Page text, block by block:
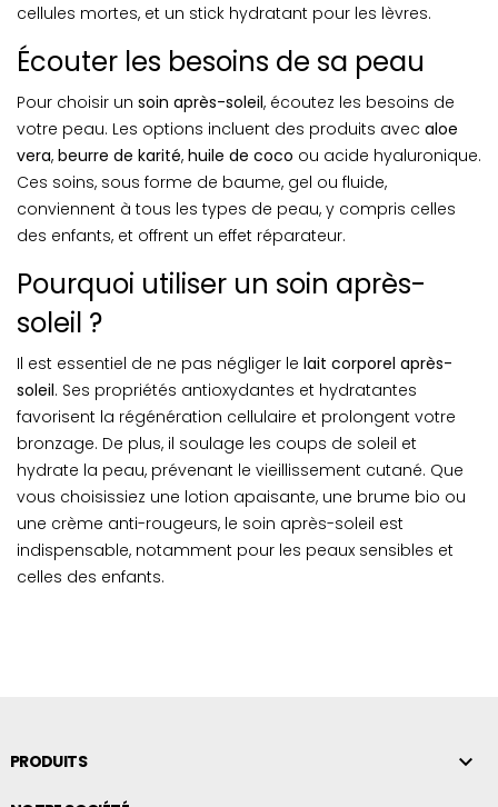
cellules mortes, et un stick hydratant pour les lèvres.
Écouter les besoins de sa peau
Pour choisir un soin après-soleil, écoutez les besoins de
votre peau. Les options incluent des produits avec aloe
vera, beurre de karité, huile de coco ou acide hyaluronique.
Ces soins, sous forme de baume, gel ou fluide,
conviennent à tous les types de peau, y compris celles
des enfants, et offrent un effet réparateur.
Pourquoi utiliser un soin après-
soleil ?
Il est essentiel de ne pas négliger le lait corporel après-
soleil. Ses propriétés antioxydantes et hydratantes
favorisent la régénération cellulaire et prolongent votre
bronzage. De plus, il soulage les coups de soleil et
hydrate la peau, prévenant le vieillissement cutané. Que
vous choisissiez une lotion apaisante, une brume bio ou
une crème anti-rougeurs, le soin après-soleil est
indispensable, notamment pour les peaux sensibles et
celles des enfants.
PRODUITS 